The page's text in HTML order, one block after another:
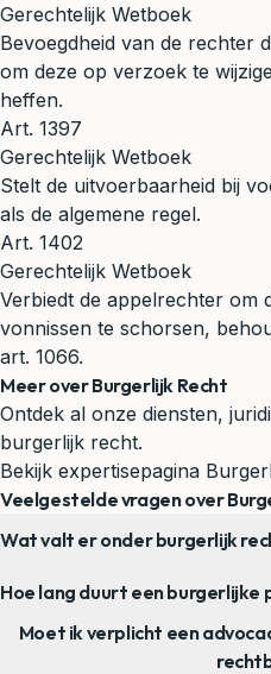
Gerechtelijk Wetboek
Bevoegdheid van de rechter
om deze op verzoek te
heffen.
Art. 1397
Gerechtelijk Wetboek
Stelt de uitvoerbaarheid bij
als de algemene regel.
Art. 1402
Gerechtelijk Wetboek
Verbiedt de appelrechter om
vonnissen te schorsen,
art. 1066.
Meer over Burgerlijk Recht
Ontdek al onze diensten,
burgerlijk recht.
Bekijk expertisepagina
Veelgestelde vragen over
Wat valt er onder burgerlijk
Hoe lang duurt een burgerlijke
Moet ik verplicht een